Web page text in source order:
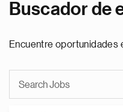
Buscador de
Encuentre oportunidades